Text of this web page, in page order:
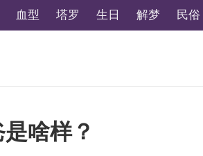
血型 塔罗 生日 解梦 民俗
啥样？